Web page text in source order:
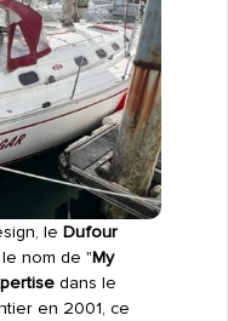
le Dufour
nom de "My
dans le
en 2001, ce